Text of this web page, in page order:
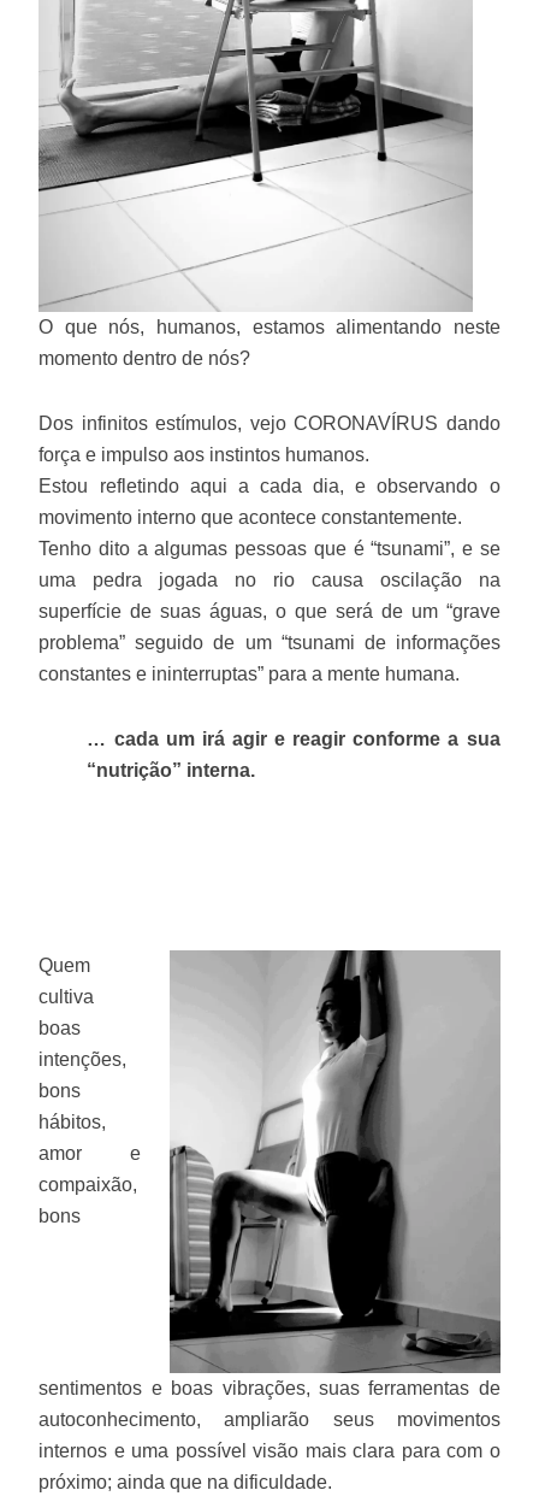
O que nós, humanos, estamos alimentando neste
momento dentro de nós?
Dos infinitos estímulos, vejo CORONAVÍRUS dando
força e impulso aos instintos humanos.
Estou refletindo aqui a cada dia, e observando o
movimento interno que acontece constantemente.
Tenho dito a algumas pessoas que é “tsunami”, e se
uma pedra jogada no rio causa oscilação na
superfície de suas águas, o que será de um “grave
problema” seguido de um “tsunami de informações
constantes e ininterruptas” para a mente humana.
… cada um irá agir e reagir conforme a sua
“nutrição” interna.
Quem
cultiva
boas
intenções,
bons
hábitos,
amor e
compaixão,
bons
sentimentos e boas vibrações, suas ferramentas de
autoconhecimento, ampliarão seus movimentos
internos e uma possível visão mais clara para com o
próximo; ainda que na dificuldade.